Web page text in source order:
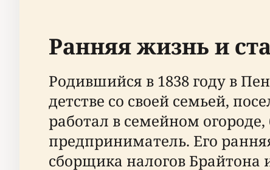
Ранняя жизнь и
Родившийся в 1838 году в
детстве со своей семьей,
работал в семейном
предприниматель. Его
сборщика налогов Брайтона